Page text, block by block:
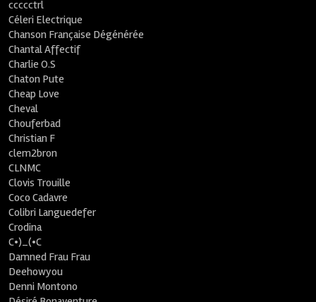
ccccctrl
Céleri Electrique
Chanson Française Dégénérée
Chantal Affectif
Charlie O.S
Chaton Pute
Cheap Love
Cheval
Chouferbad
Christian F
clem2bron
CLNMC
Clovis Trouille
Coco Cadavre
Colibri Languedefer
Crodina
C•)_(•C
Damned Frau Frau
Deehowyou
Denni Montono